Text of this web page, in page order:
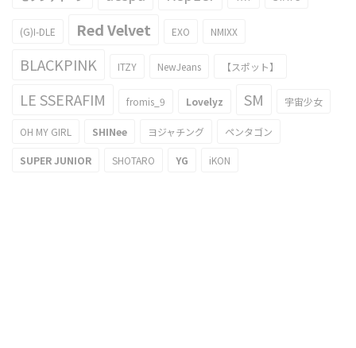
(G)I-DLE Red Velvet EXO NMIXX
BLACKPINK ITZY NewJeans 【スポット】
LE SSERAFIM fromis_9 Lovelyz SM 宇宙少女
OH MY GIRL SHINee ヨジャチング ペンタゴン
SUPER JUNIOR SHOTARO YG iKON